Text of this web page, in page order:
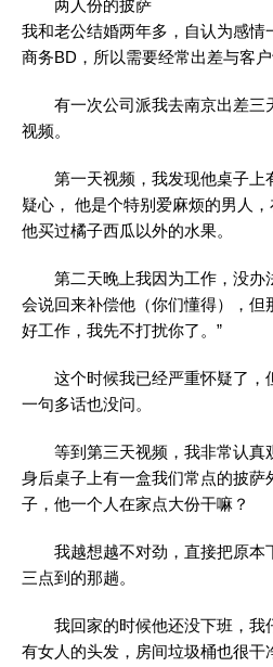
两人份的披萨
我和老公结婚两年多，自认为感情
商务BD，所以需要经常出差与客户
有一次公司派我去南京出差三
视频。
第一天视频，我发现他桌子上
疑心， 他是个特别爱麻烦的男人
他买过橘子西瓜以外的水果。
第二天晚上我因为工作，没办
会说回来补偿他（你们懂得），但
好工作，我先不打扰你了。”
这个时候我已经严重怀疑了，
一句多话也没问。
等到第三天视频，我非常认真
身后桌子上有一盒我们常点的披萨
子，他一个人在家点大份干嘛？
我越想越不对劲，直接把原本
三点到的那趟。
我回家的时候他还没下班，我
有女人的头发，房间垃圾桶也很干